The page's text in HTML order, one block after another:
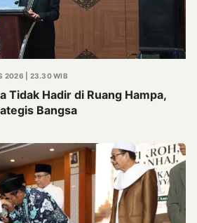
2026 | 23.30 WIB
Tidak Hadir di Ruang Hampa,
Bangsa